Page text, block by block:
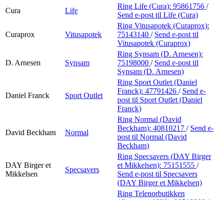
Cura
Life
Ring Life (Cura): 95861756 /
Send e-post til Life (Cura)
Curaprox Vitusapotek
Ring Vitusapotek (Curaprox):
75143140 / Send e-post til
Vitusapotek (Curaprox)
D. Arnesen Synsam
Ring Synsam (D. Arnesen):
75198000 / Send e-post til
Synsam (D. Arnesen)
Daniel Franck Sport Outlet
Ring Sport Outlet (Daniel
Franck): 47791426 / Send e-
post til Sport Outlet (Daniel
Franck)
David Beckham Normal
Ring Normal (David
Beckham): 40810217 / Send e-
post til Normal (David
Beckham)
DAY Birger et
Mikkelsen
Specsavers
Ring Specsavers (DAY Birger
et Mikkelsen): 75151555 /
Send e-post til Specsavers
(DAY Birger et Mikkelsen)
Ring Telenorbutikken